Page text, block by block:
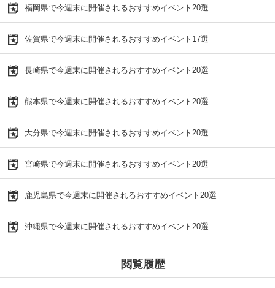
福岡県で今週末に開催されるおすすめイベント20選
佐賀県で今週末に開催されるおすすめイベント17選
長崎県で今週末に開催されるおすすめイベント20選
熊本県で今週末に開催されるおすすめイベント20選
大分県で今週末に開催されるおすすめイベント20選
宮崎県で今週末に開催されるおすすめイベント20選
鹿児島県で今週末に開催されるおすすめイベント20選
沖縄県で今週末に開催されるおすすめイベント20選
閲覧履歴